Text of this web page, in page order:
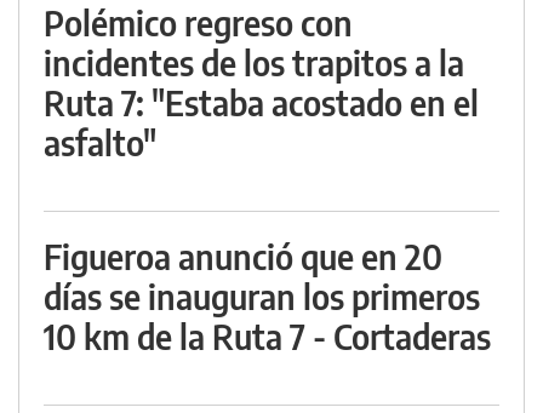
Polémico regreso con
incidentes de los trapitos a la
Ruta 7: "Estaba acostado en el
asfalto"
Figueroa anunció que en 20
días se inauguran los primeros
10 km de la Ruta 7 - Cortaderas